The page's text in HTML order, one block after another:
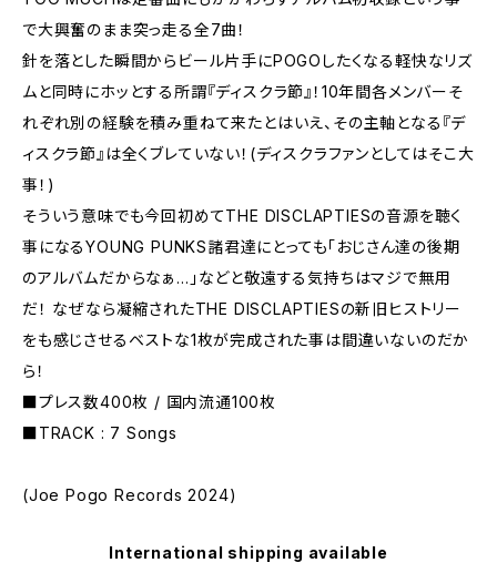
で大興奮のまま突っ走る全7曲！
針を落とした瞬間からビール片手にPOGOしたくなる軽快なリズ
ムと同時にホッとする所謂『ディスクラ節』！10年間各メンバーそ
れぞれ別の経験を積み重ねて来たとはいえ、その主軸となる『デ
ィスクラ節』は全くブレていない！(ディスクラファンとしてはそこ大
事！)
そういう意味でも今回初めてTHE DISCLAPTIESの音源を聴く
事になるYOUNG PUNKS諸君達にとっても「おじさん達の後期
のアルバムだからなぁ…」などと敬遠する気持ちはマジで無用
だ！ なぜなら凝縮されたTHE DISCLAPTIESの新旧ヒストリー
をも感じさせるベストな1枚が完成された事は間違いないのだか
ら！
■プレス数400枚 / 国内流通100枚
■TRACK : 7 Songs
(Joe Pogo Records 2024)
International shipping available